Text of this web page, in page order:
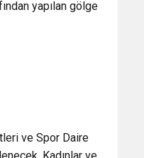
yapılan gölge
ve Spor Daire